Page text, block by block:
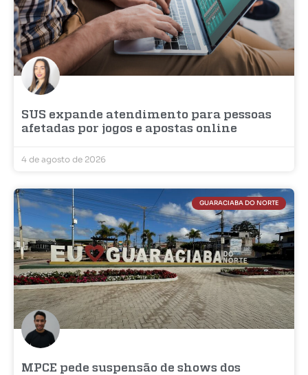
SUS expande atendimento para pessoas
afetadas por jogos e apostas online
4 de agosto de 2026
GUARACIABA DO NORTE
MPCE pede suspensão de shows dos